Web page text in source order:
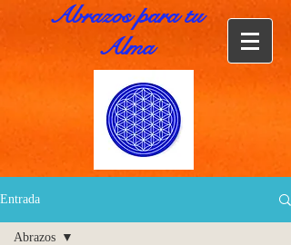
Abrazos para tu
Alma
Entrada
Abrazos